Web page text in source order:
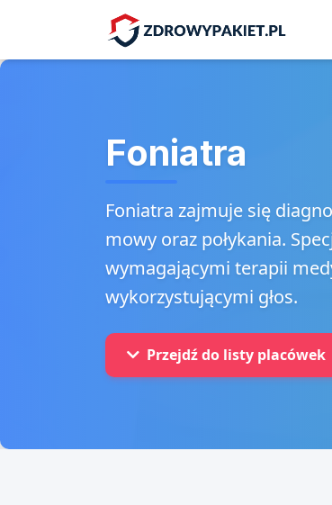
Foniatra
Foniatra zajmuje się
mowy oraz połykania.
wymagającymi terapii
wykorzystującymi głos.
Przejdź do listy placówek